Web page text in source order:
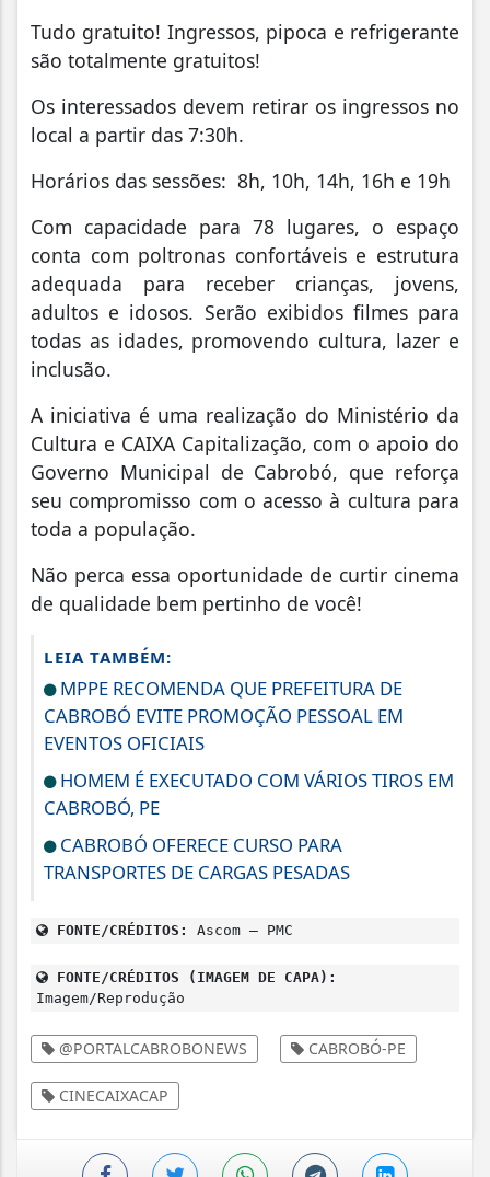
Tudo gratuito! Ingressos, pipoca e refrigerante
são totalmente gratuitos!
Os interessados devem retirar os ingressos no
local a partir das 7:30h.
Horários das sessões: 8h, 10h, 14h, 16h e 19h
Com capacidade para 78 lugares, o espaço
conta com poltronas confortáveis e estrutura
adequada para receber crianças, jovens,
adultos e idosos. Serão exibidos filmes para
todas as idades, promovendo cultura, lazer e
inclusão.
A iniciativa é uma realização do Ministério da
Cultura e CAIXA Capitalização, com o apoio do
Governo Municipal de Cabrobó, que reforça
seu compromisso com o acesso à cultura para
toda a população.
Não perca essa oportunidade de curtir cinema
de qualidade bem pertinho de você!
LEIA TAMBÉM:
MPPE RECOMENDA QUE PREFEITURA DE
CABROBÓ EVITE PROMOÇÃO PESSOAL EM
EVENTOS OFICIAIS
HOMEM É EXECUTADO COM VÁRIOS TIROS EM
CABROBÓ, PE
CABROBÓ OFERECE CURSO PARA
TRANSPORTES DE CARGAS PESADAS
FONTE/CRÉDITOS: Ascom – PMC
FONTE/CRÉDITOS (IMAGEM DE CAPA):
Imagem/Reprodução
@PORTALCABROBONEWS CABROBÓ-PE
CINECAIXACAP